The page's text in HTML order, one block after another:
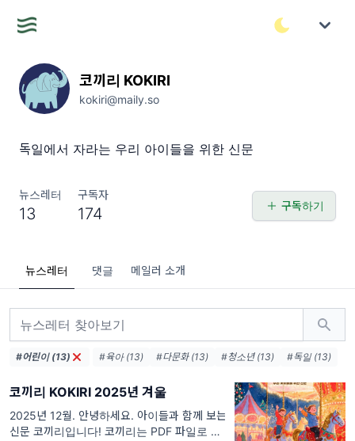
코끼리 KOKIRI
kokiri@maily.so
독일에서 자라는 우리 아이들을 위한 신문
뉴스레터
13
구독자
174 구독하기
뉴스레터 댓글 메일러 소개
#어린이 (13) #육아 (13) #다문화 (13) #청소년 (13) #독일 (13)
코끼리 KOKIRI 2025년 겨울
2025년 12월. 안녕하세요. 아이들과 함께 보는
신문 코끼리입니다! 코끼리는 PDF 파일로 만들